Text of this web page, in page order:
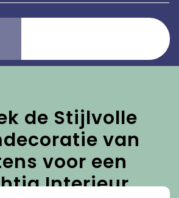
de Stijlvolle
van
voor een
Interieur